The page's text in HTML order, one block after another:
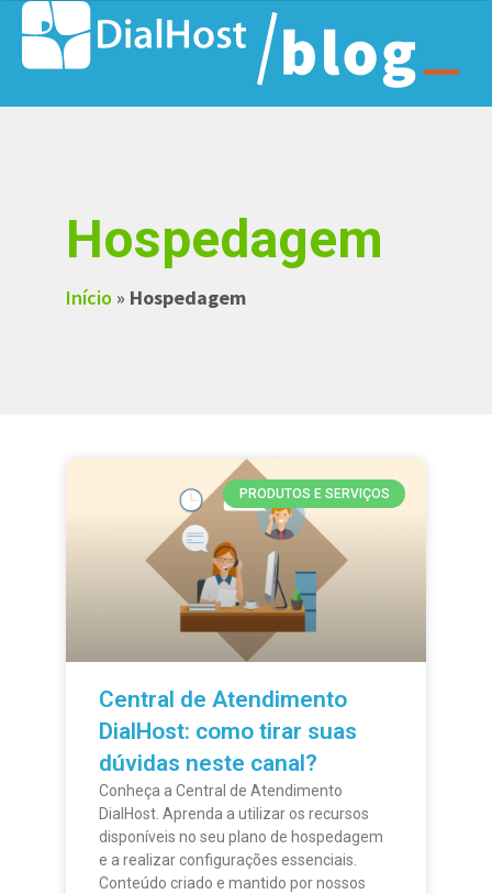
Hospedagem
Início » Hospedagem
PRODUTOS E SERVIÇOS
Central de Atendimento
DialHost: como tirar suas
dúvidas neste canal?
Conheça a Central de Atendimento
DialHost. Aprenda a utilizar os recursos
disponíveis no seu plano de hospedagem
e a realizar configurações essenciais.
Conteúdo criado e mantido por nossos